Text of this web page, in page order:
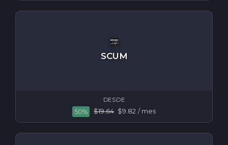
SCUM
DESDE
50% $19.64 $9.82 / mes